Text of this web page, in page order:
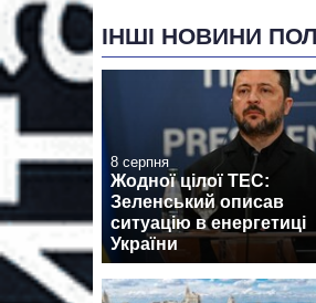
ІНШІ НОВИНИ
8 серпня
Жодної цілої ТЕС:
Зеленський описав
ситуацію в енергетиці
України